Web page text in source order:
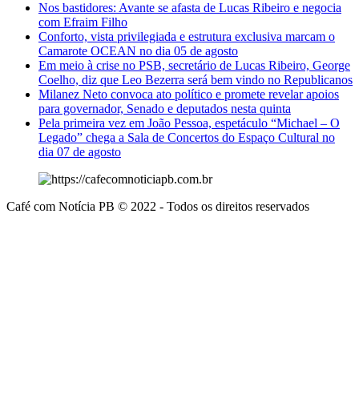
Nos bastidores: Avante se afasta de Lucas Ribeiro e negocia
com Efraim Filho
Conforto, vista privilegiada e estrutura exclusiva marcam o
Camarote OCEAN no dia 05 de agosto
Em meio à crise no PSB, secretário de Lucas Ribeiro, George
Coelho, diz que Leo Bezerra será bem vindo no Republicanos
Milanez Neto convoca ato político e promete revelar apoios
para governador, Senado e deputados nesta quinta
Pela primeira vez em João Pessoa, espetáculo “Michael – O
Legado” chega a Sala de Concertos do Espaço Cultural no
dia 07 de agosto
Café com Notícia PB © 2022 - Todos os direitos reservados